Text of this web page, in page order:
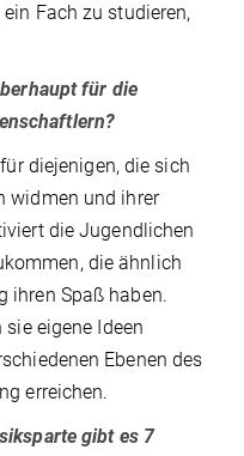
Fach zu studieren,
für die
diejenigen, die sich
widmen und ihrer
die Jugendlichen
die ähnlich
ihren Spaß haben.
eigene Ideen
Ebenen des
erreichen.
gibt es 7